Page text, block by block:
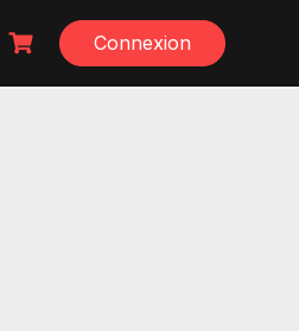
Connexion